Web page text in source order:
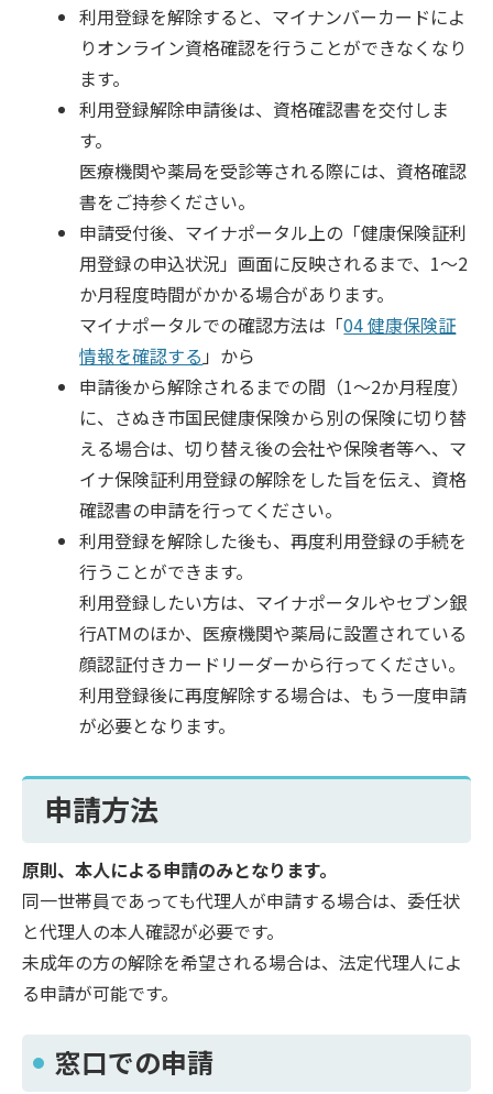
利用登録を解除すると、マイナンバーカードによ
りオンライン資格確認を行うことができなくなり
ます。
利用登録解除申請後は、資格確認書を交付しま
す。
医療機関や薬局を受診等される際には、資格確認
書をご持参ください。
申請受付後、マイナポータル上の「健康保険証利
用登録の申込状況」画面に反映されるまで、1～2
か月程度時間がかかる場合があります。
マイナポータルでの確認方法は「04 健康保険証
情報を確認する 」から
申請後から解除されるまでの間（1～2か月程度）
に、さぬき市国民健康保険から別の保険に切り替
える場合は、切り替え後の会社や保険者等へ、マ
イナ保険証利用登録の解除をした旨を伝え、資格
確認書の申請を行ってください。
利用登録を解除した後も、再度利用登録の手続を
行うことができます。
利用登録したい方は、マイナポータルやセブン銀
行ATMのほか、医療機関や薬局に設置されている
顔認証付きカードリーダーから行ってください。
利用登録後に再度解除する場合は、もう一度申請
が必要となります。
申請方法
原則、本人による申請のみとなります。
同一世帯員であっても代理人が申請する場合は、委任状
と代理人の本人確認が必要です。
未成年の方の解除を希望される場合は、法定代理人によ
る申請が可能です。
窓口での申請